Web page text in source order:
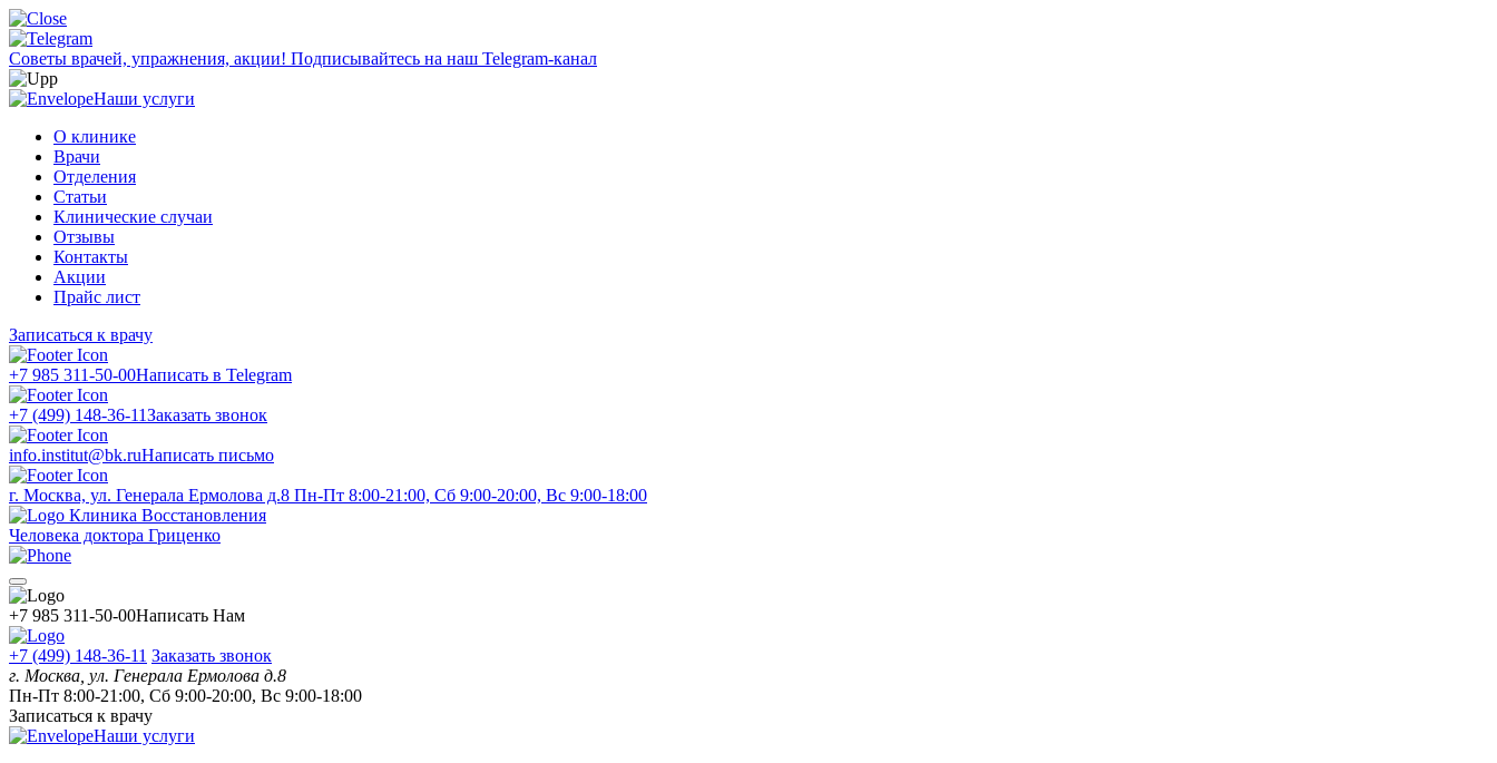
Советы врачей, упражнения, акции! Подписывайтесь на наш Telegram-канал
Наши услуги
О клинике
Врачи
Отделения
Статьи
Клинические случаи
Отзывы
Контакты
Акции
Прайс лист
Записаться к врачу
+7 985 311-50-00Написать в Telegram
+7 (499) 148-36-11Заказать звонок
info.institut@bk.ruНаписать письмо
г. Москва, ул. Генерала Ермолова д.8 Пн-Пт 8:00-21:00, Сб 9:00-20:00, Вс 9:00-18:00
Клиника Восстановления
Человека доктора Гриценко
+7 985 311-50-00Написать Нам
+7 (499) 148-36-11 Заказать звонок
г. Москва, ул. Генерала Ермолова д.8
Пн-Пт 8:00-21:00, Сб 9:00-20:00, Вс 9:00-18:00
Записаться к врачу
Наши услуги